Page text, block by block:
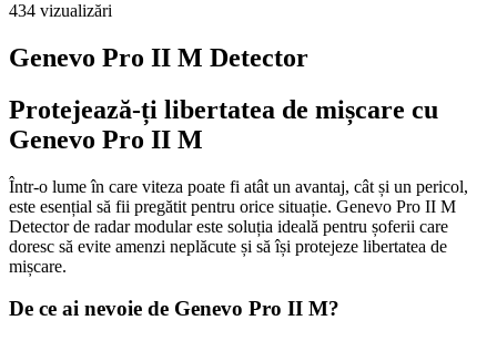
434 vizualizări
Genevo Pro II M Detector
Protejează-ți libertatea de mișcare cu
Genevo Pro II M
Într-o lume în care viteza poate fi atât un avantaj, cât și un pericol,
este esențial să fii pregătit pentru orice situație. Genevo Pro II M
Detector de radar modular este soluția ideală pentru șoferii care
doresc să evite amenzi neplăcute și să își protejeze libertatea de
mișcare.
De ce ai nevoie de Genevo Pro II M?